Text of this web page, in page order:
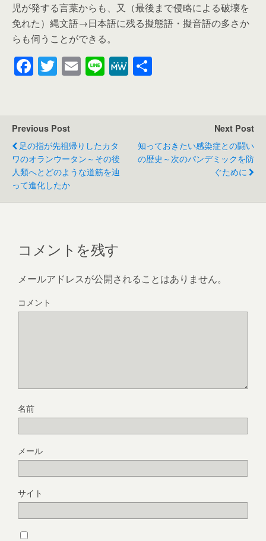
児が発する言葉からも、又（最後まで侵略による破壊を
免れた）縄文語→日本語に残る擬態語・擬音語の多さか
らも伺うことができる。
F
a
e
b
o
o
k
T
wi
er
E
m
Li
n
M
e
Previous Post
足の指が先祖帰りしたカタ
ワのオランウータン～その後
人類へとどのような道筋を辿
って進化したか
Next Post
知っておきたい感染症との闘い
の歴史～次のパンデミックを防
ぐために
コメントを残す
メールアドレスが公開されることはありません。
コメント
名前
メール
サイト